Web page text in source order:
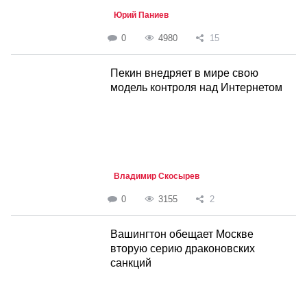
Юрий Паниев
0 4980 15
Пекин внедряет в мире свою
модель контроля над Интернетом
Владимир Скосырев
0 3155 2
Вашингтон обещает Москве
вторую серию драконовских
санкций